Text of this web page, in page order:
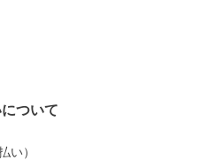
ついて
い）